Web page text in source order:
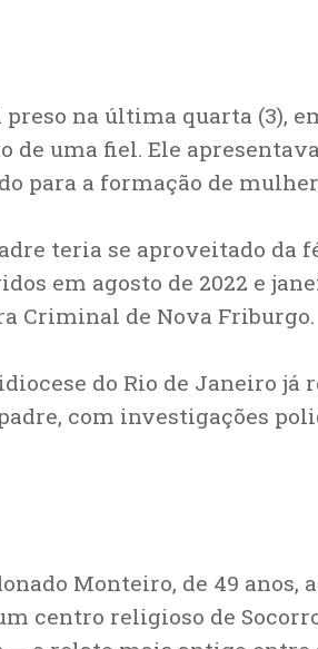
na última quarta (3),
de uma fiel. Ele
para a formação de
teria se aproveitado da
em agosto de 2022 e
Criminal de Nova Friburgo.
do Rio de Janeiro já
com investigações
Monteiro, de 49 anos,
centro religioso de